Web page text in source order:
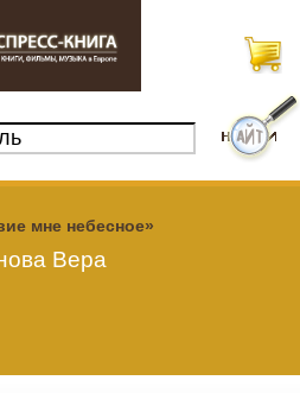
мне небесное»
Вера